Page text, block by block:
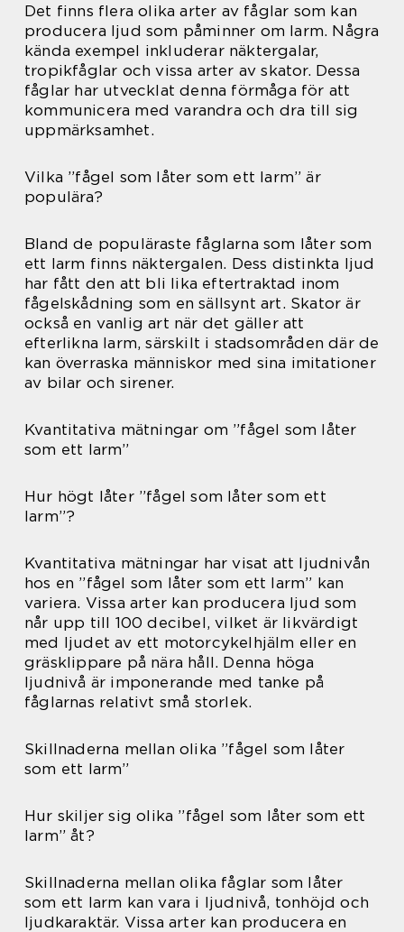
Det finns flera olika arter av fåglar som kan
producera ljud som påminner om larm. Några
kända exempel inkluderar näktergalar,
tropikfåglar och vissa arter av skator. Dessa
fåglar har utvecklat denna förmåga för att
kommunicera med varandra och dra till sig
uppmärksamhet.
Vilka ”fågel som låter som ett larm” är
populära?
Bland de populäraste fåglarna som låter som
ett larm finns näktergalen. Dess distinkta ljud
har fått den att bli lika eftertraktad inom
fågelskådning som en sällsynt art. Skator är
också en vanlig art när det gäller att
efterlikna larm, särskilt i stadsområden där de
kan överraska människor med sina imitationer
av bilar och sirener.
Kvantitativa mätningar om ”fågel som låter
som ett larm”
Hur högt låter ”fågel som låter som ett
larm”?
Kvantitativa mätningar har visat att ljudnivån
hos en ”fågel som låter som ett larm” kan
variera. Vissa arter kan producera ljud som
når upp till 100 decibel, vilket är likvärdigt
med ljudet av ett motorcykelhjälm eller en
gräsklippare på nära håll. Denna höga
ljudnivå är imponerande med tanke på
fåglarnas relativt små storlek.
Skillnaderna mellan olika ”fågel som låter
som ett larm”
Hur skiljer sig olika ”fågel som låter som ett
larm” åt?
Skillnaderna mellan olika fåglar som låter
som ett larm kan vara i ljudnivå, tonhöjd och
ljudkaraktär. Vissa arter kan producera en